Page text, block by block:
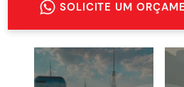
SOLICITE UM